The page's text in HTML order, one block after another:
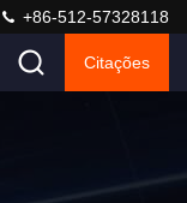
+86-512-57328118
Citações